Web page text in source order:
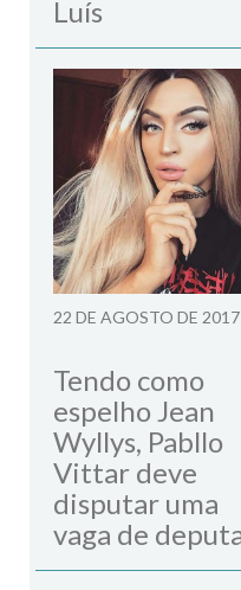
Luís
22 DE AGOSTO DE 2017
Tendo como
espelho Jean
Wyllys, Pabllo
Vittar deve
disputar uma
vaga de